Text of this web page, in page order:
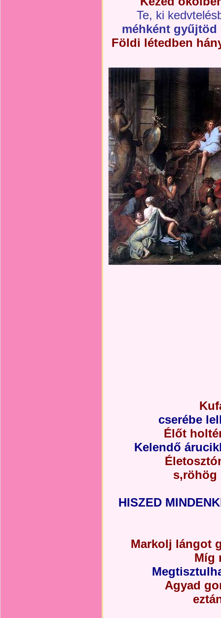
Te, ki
méhként
Földi létedben
cserébe
Élőt
Kelendő
s,röhög
HISZED
Markolj lángot
Míg
Agyad